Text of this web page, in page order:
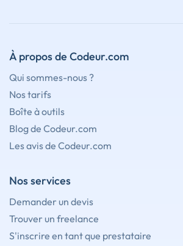
À propos de Codeur.com
Qui sommes-nous ?
Nos tarifs
Boîte à outils
Blog de Codeur.com
Les avis de Codeur.com
Nos services
Demander un devis
Trouver un freelance
S'inscrire en tant que prestataire